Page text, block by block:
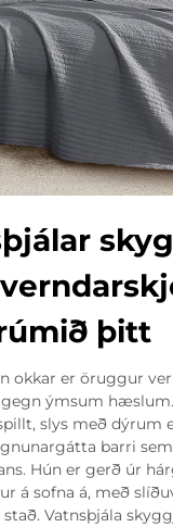
þitt
okkar er öruggur
ýmsum
slys með dýrum
barri
Hún er gerð úr
á sofna á, með
Vatnsþjála